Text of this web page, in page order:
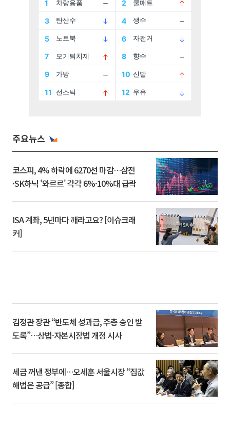
주요뉴스
코스피, 4% 하락에 6270선 마감…삼전
·SK하닉 '와르르' 각각 6%·10%대 급락
ISA 계좌, 5년마다 깨라고요? [이슈크래
커]
김정관 장관 “반도체 성과급, 주총 승인 받
도록”…상법·자본시장법 개정 시사
세금 꺼낸 정부에…오세훈 서울시장 “집값
해법은 공급” [종합]